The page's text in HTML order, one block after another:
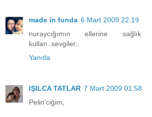
made in funda 6 Mart 2009 22:19
nuraycığımın ellerine sağlık
kullan..sevgiler..
Yanıtla
IŞILCA TATLAR 7 Mart 2009 01:58
Pelin'ciğim,